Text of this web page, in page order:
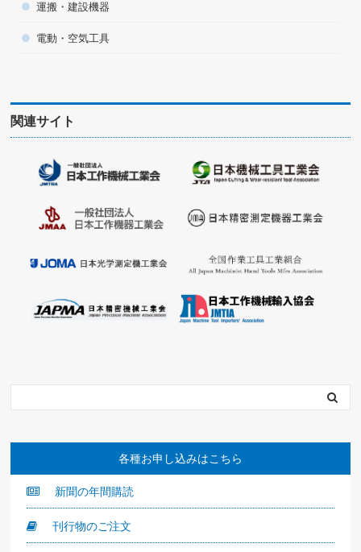
運搬・建設機器
電動・空気工具
関連サイト
各種お申し込みはこちら
新聞の年間購読
刊行物のご注文